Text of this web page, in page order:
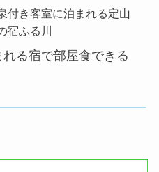
付き客室に泊まれる定山
宿ふる川
る宿で部屋食できる